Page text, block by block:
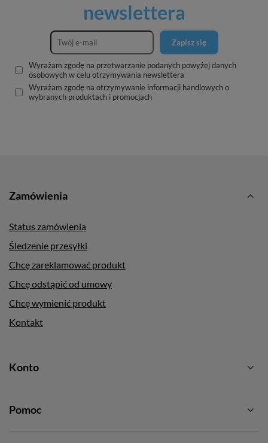
newslettera
Zapisz się
Wyrażam zgodę na przetwarzanie podanych powyżej danych
osobowych w celu otrzymywania newslettera
Wyrażam zgodę na otrzymywanie informacji handlowych o
wybranych produktach i promocjach
Zamówienia
Status zamówienia
Śledzenie przesyłki
Chcę zareklamować produkt
Chcę odstąpić od umowy
Chcę wymienić produkt
Kontakt
Konto
Pomoc